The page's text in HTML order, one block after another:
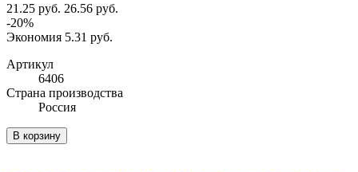
21.25 руб. 26.56 руб.
-20%
Экономия 5.31 руб.
Артикул
6406
Cтрана производства
Россия
В корзину